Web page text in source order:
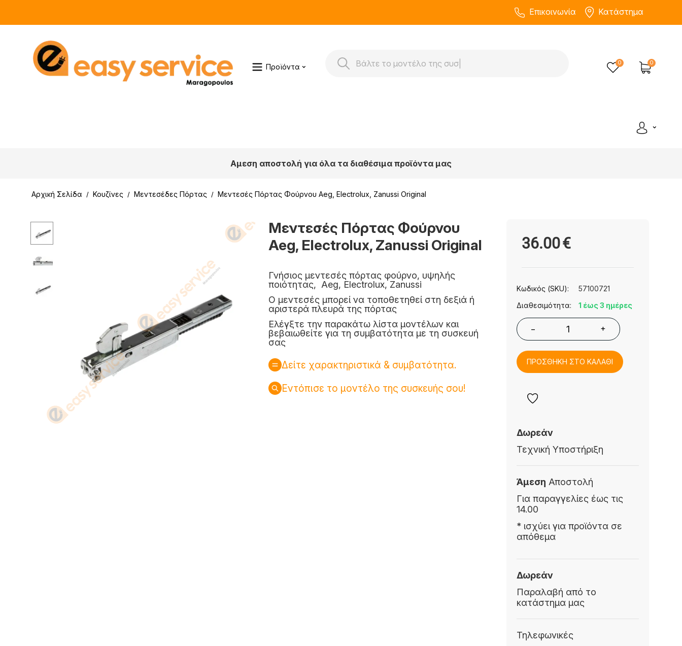
Επικοινωνία Κατάστημα
Προϊόντα 0
0
Αμεση αποστολή για όλα τα διαθέσιμα προϊόντα μας
Αρχική Σελίδα / Κουζίνες / Μεντεσέδες Πόρτας / Μεντεσές Πόρτας Φούρνου Aeg, Electrolux, Zanussi Original
Μεντεσές Πόρτας Φούρνου
Aeg, Electrolux, Zanussi Original
Γνήσιος μεντεσές πόρτας φούρνο, υψηλής
ποιότητας, Aeg, Electrolux, Zanussi
Ο μεντεσές μπορεί να τοποθετηθεί στη δεξιά ή
αριστερά πλευρά της πόρτας
Ελέγξτε την παρακάτω λίστα μοντέλων και
βεβαιωθείτε για τη συμβατότητα με τη συσκευή
σας
Δείτε χαρακτηριστικά & συμβατότητα.
Εντόπισε το μοντέλο της συσκευής σου!
36.00€
Κωδικός (SKU):
57100721
Διαθεσιμότητα:
1 έως 3 ημέρες
− +
ΠΡΟΣΘΗΚΗ ΣΤΟ ΚΑΛΑΘΙ
Δωρεάν
Τεχνική Υποστήριξη
Άμεση Αποστολή
Για παραγγελίες έως τις
14.00
* ισχύει για προϊόντα σε
απόθεμα
Δωρεάν
Παραλαβή από το
κατάστημα μας
Τηλεφωνικές